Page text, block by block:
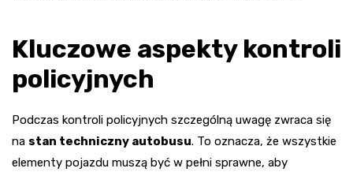
Kluczowe aspekty kontroli
policyjnych
Podczas kontroli policyjnych szczególną uwagę zwraca się
na stan techniczny autobusu. To oznacza, że wszystkie
elementy pojazdu muszą być w pełni sprawne, aby